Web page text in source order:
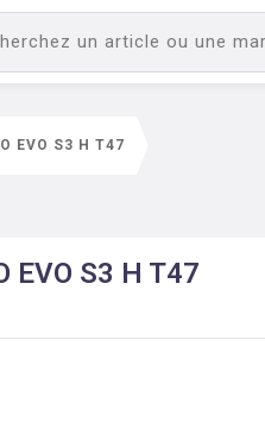
EVO S3 H T47
EVO S3 H T47